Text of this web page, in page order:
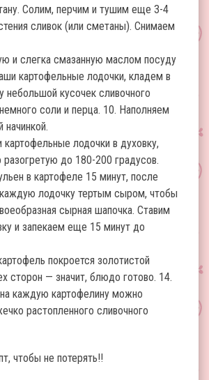
Солим, перчим и тушим еще 3-4
сливок (или сметаны). Снимаем
и слегка смазанную маслом посуду
картофельные лодочки, кладем в
небольшой кусочек сливочного
соли и перца. 10. Наполняем
начинкой.
лодочки в духовку,
разогретую до 180-200 градусов.
в картофеле 15 минут, после
лодочку тертым сыром, чтобы
сырная шапочка. Ставим
и запекаем еще 15 минут до
покроется золотистой
сторон — значит, блюдо готово. 14.
каждую картофелину можно
растопленного сливочного
чтобы не потерять!!